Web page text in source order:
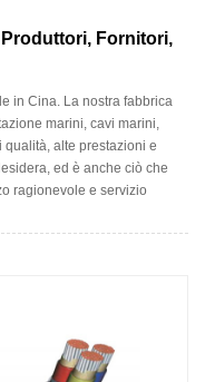
Fornitori,
in Cina. La nostra fabbrica
marini, cavi marini,
qualità, alte prestazioni e
ed è anche ciò che
ragionevole e servizio